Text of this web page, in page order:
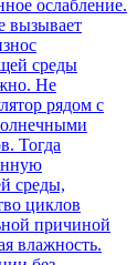
ослабление.
вызывает
среды
Не
рядом с
Тогда
среды,
циклов
причиной
влажность.